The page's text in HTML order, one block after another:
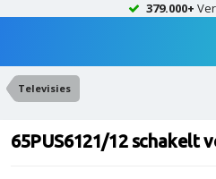
379.000+
Televisies
65PUS6121/12 schakelt